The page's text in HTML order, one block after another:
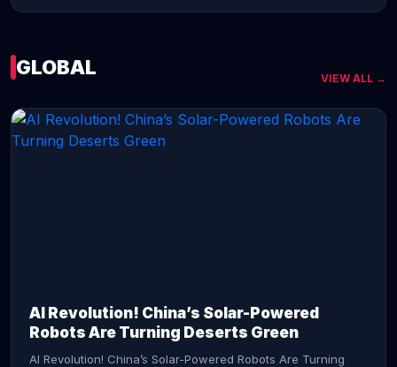
GLOBAL VIEW ALL →
AI Revolution! China’s Solar-Powered
Robots Are Turning Deserts Green
AI Revolution! China’s Solar-Powered Robots Are Turning